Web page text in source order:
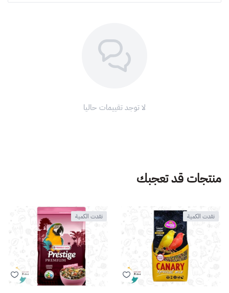
لا توجد تقييمات حاليا
منتجات قد تعجبك
نفدت الكمية نفدت الكمية